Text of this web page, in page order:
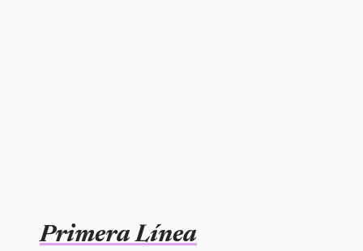
Primera Línea